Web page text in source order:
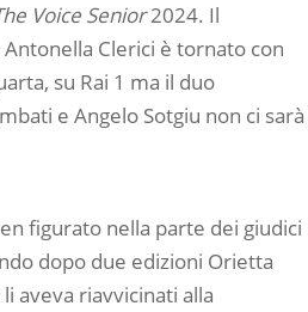
Voice Senior2024. Il
Clerici è tornato con
su Rai 1 ma il duo
e Angelo Sotgiu non ci sarà
figurato nella parte dei giudici
dopo due edizioni Orietta
aveva riavvicinati alla